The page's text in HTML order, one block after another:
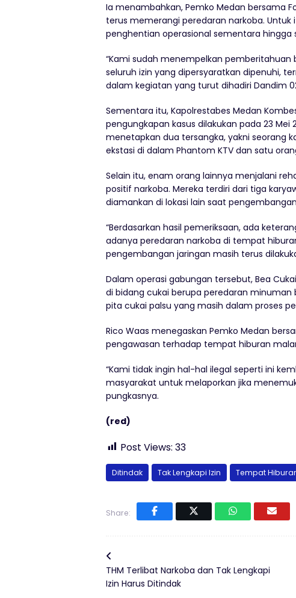
Ia menambahkan, Pemko Medan bersama
terus memerangi peredaran narkoba.
penghentian operasional sementara hingga
“Kami sudah menempelkan
seluruh izin yang dipersyaratkan dipenuhi,
dalam kegiatan yang turut dihadiri Dandim
Sementara itu, Kapolrestabes Medan
pengungkapan kasus dilakukan pada 23
menetapkan dua tersangka, yakni seorang
ekstasi di dalam Phantom KTV dan satu
Selain itu, enam orang lainnya menjalani
positif narkoba. Mereka terdiri dari tiga
diamankan di lokasi lain saat
“Berdasarkan hasil pemeriksaan, ada
adanya peredaran narkoba di tempat
pengembangan jaringan masih terus
Dalam operasi gabungan tersebut, Bea
di bidang cukai berupa peredaran
pita cukai palsu yang masih dalam proses
Rico Waas menegaskan Pemko Medan
pengawasan terhadap tempat hiburan
“Kami tidak ingin hal-hal ilegal seperti ini
masyarakat untuk melaporkan jika
pungkasnya.
(red)
Post Views: 33
Ditindak Tak Lengkapi Izin Tempat
Share:
THM Terlibat Narkoba dan Tak Lengkapi
Izin Harus Ditindak